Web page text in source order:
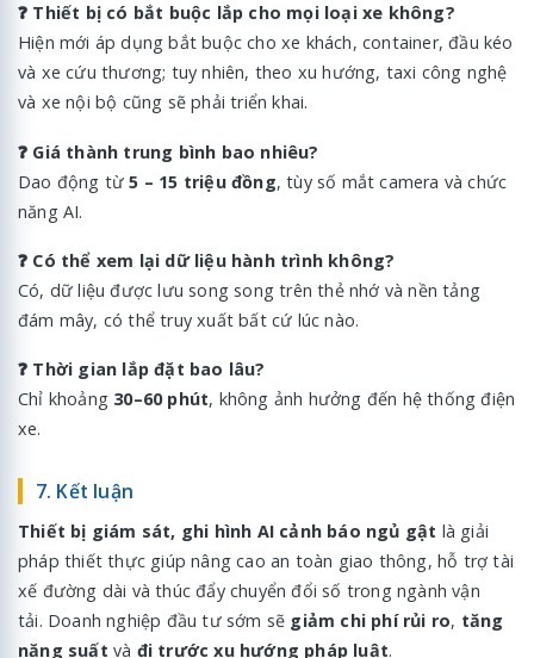
❓ Thiết bị có bắt buộc lắp cho mọi loại xe không?
Hiện mới áp dụng bắt buộc cho xe khách, container, đầu kéo
và xe cứu thương; tuy nhiên, theo xu hướng, taxi công nghệ
và xe nội bộ cũng sẽ phải triển khai.
❓ Giá thành trung bình bao nhiêu?
Dao động từ5 – 15 triệu đồng, tùy số mắt camera và chức
năng AI.
❓ Có thể xem lại dữ liệu hành trình không?
Có, dữ liệu được lưu song song trên thẻ nhớ và nền tảng
đám mây, có thể truy xuất bất cứ lúc nào.
❓ Thời gian lắp đặt bao lâu?
Chỉ khoảng 30–60 phút, không ảnh hưởng đến hệ thống điện
xe.
7. Kết luận
Thiết bị giám sát, ghi hình AI cảnh báo ngủ gật là giải
pháp thiết thực giúp nâng cao an toàn giao thông, hỗ trợ tài
xế đường dài và thúc đẩy chuyển đổi số trong ngành vận
tải. Doanh nghiệp đầu tư sớm sẽ giảm chi phí rủi ro, tăng
năng suất và đi trước xu hướng pháp luật.